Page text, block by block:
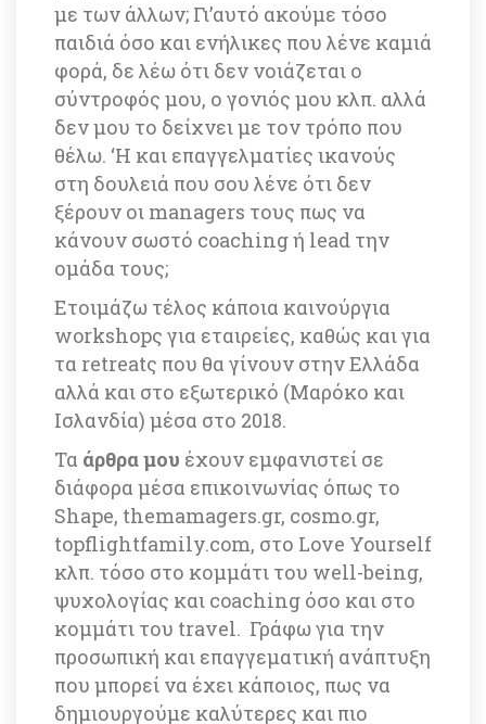
με των άλλων; Γι’αυτό ακούμε τόσο
παιδιά όσο και ενήλικες που λένε καμιά
φορά, δε λέω ότι δεν νοιάζεται ο
σύντροφός μου, ο γονιός μου κλπ. αλλά
δεν μου το δείχνει με τον τρόπο που
θέλω. ‘H και επαγγελματίες ικανούς
στη δουλειά που σου λένε ότι δεν
ξέρουν οι managers τους πως να
κάνουν σωστό coaching ή lead την
ομάδα τους;
Ετοιμάζω τέλος κάποια καινούργια
workshopς για εταιρείες, καθώς και για
τα retreatς που θα γίνουν στην Ελλάδα
αλλά και στο εξωτερικό (Μαρόκο και
Ισλανδία) μέσα στο 2018.
Τα άρθρα μου έχουν εμφανιστεί σε
διάφορα μέσα επικοινωνίας όπως το
Shape, themamagers.gr, cosmo.gr,
topflightfamily.com, στο Love Yourself
κλπ. τόσο στο κομμάτι του well-being,
ψυχολογίας και coaching όσο και στο
κομμάτι του travel. Γράφω για την
προσωπική και επαγγεματική ανάπτυξη
που μπορεί να έχει κάποιος, πως να
δημιουργούμε καλύτερες και πιο